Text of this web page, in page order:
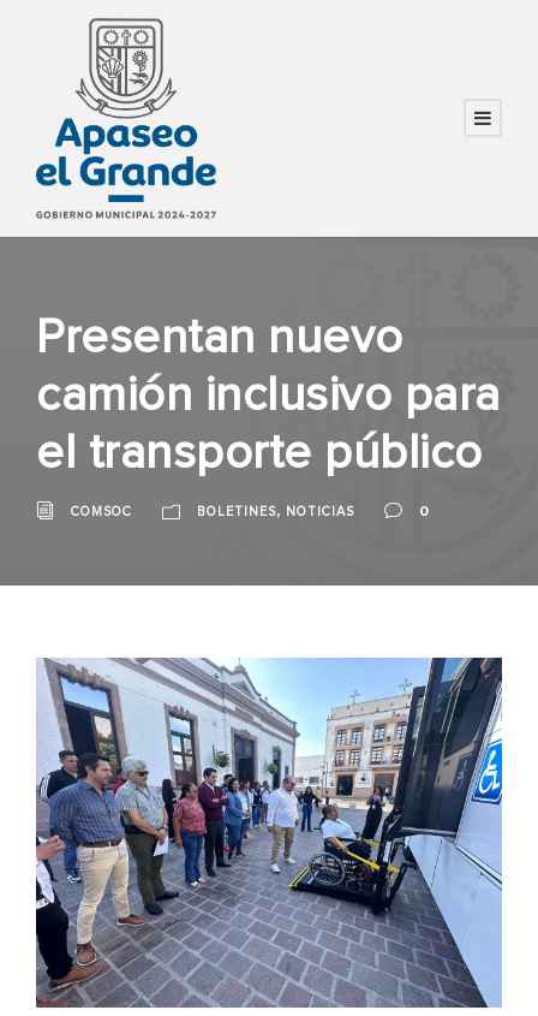
Presentan nuevo
camión inclusivo para
el transporte público
COMSOC BOLETINES, NOTICIAS 0